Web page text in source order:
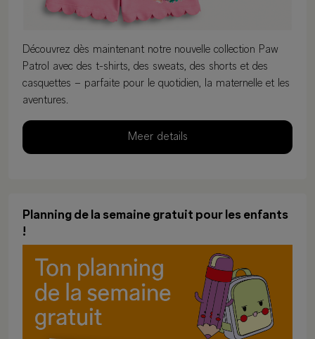
Découvrez dès maintenant notre nouvelle collection Paw
Patrol avec des t-shirts, des sweats, des shorts et des
casquettes – parfaite pour le quotidien, la maternelle et les
aventures.
Meer details
Planning de la semaine gratuit pour les enfants
!